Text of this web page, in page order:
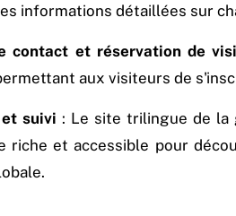
informations détaillées sur
contact et réservation de
aux visiteurs de
suivi : Le site trilingue de la
riche et accessible pour